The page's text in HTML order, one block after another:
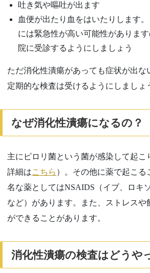
吐き気や嘔吐が出ます
血便が出たり血をはいたりします
には緊急性が高い可能性がありま
院に受診するようにしましょう
ただ消化性潰瘍があっても症状が出な
定期的な検査は受けるようにしましょ
なぜ消化性潰瘍になるの？
主にピロリ菌という菌が感染して起こ
詳細はこちら ）。その他に薬で起こる
名な薬としてはNSAIDS （イブ、ロキ
など）があります。また、ストレスや
ができることがあります。
消化性潰瘍の検査はどうや